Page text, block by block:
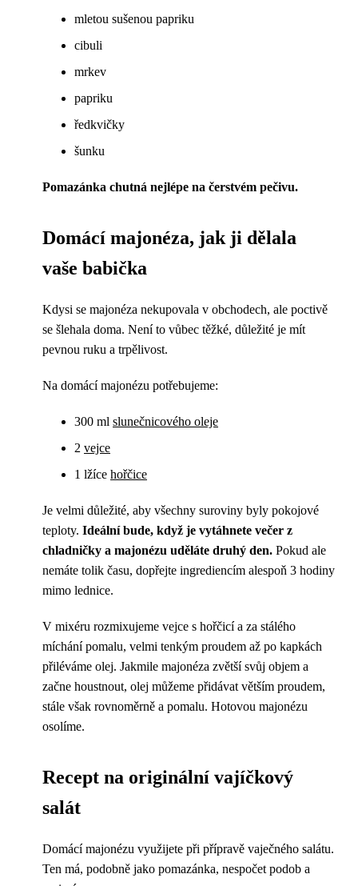
mletou sušenou papriku
cibuli
mrkev
papriku
ředkvičky
šunku
Pomazánka chutná nejlépe na čerstvém pečivu.
Domácí majonéza, jak ji dělala
vaše babička
Kdysi se majonéza nekupovala v obchodech, ale poctivě
se šlehala doma. Není to vůbec těžké, důležité je mít
pevnou ruku a trpělivost.
Na domácí majonézu potřebujeme:
300 ml slunečnicového oleje
2 vejce
1 lžíce hořčice
Je velmi důležité, aby všechny suroviny byly pokojové
teploty. Ideální bude, když je vytáhnete večer z
chladničky a majonézu uděláte druhý den. Pokud ale
nemáte tolik času, dopřejte ingrediencím alespoň 3 hodiny
mimo lednice.
V mixéru rozmixujeme vejce s hořčicí a za stálého
míchání pomalu, velmi tenkým proudem až po kapkách
přiléváme olej. Jakmile majonéza zvětší svůj objem a
začne houstnout, olej můžeme přidávat větším proudem,
stále však rovnoměrně a pomalu. Hotovou majonézu
osolíme.
Recept na originální vajíčkový
salát
Domácí majonézu využijete při přípravě vaječného salátu.
Ten má, podobně jako pomazánka, nespočet podob a